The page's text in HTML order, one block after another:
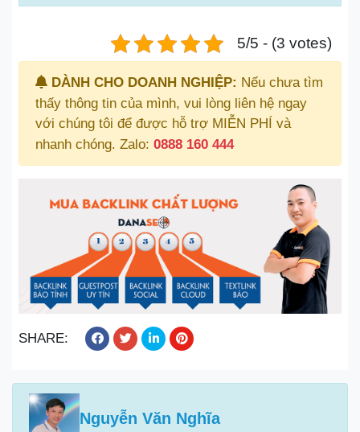
5/5 - (3 votes)
DÀNH CHO DOANH NGHIỆP: Nếu chưa tìm
thấy thông tin của mình, vui lòng liên hệ ngay
với chúng tôi để được hỗ trợ MIỄN PHÍ và
nhanh chóng. Zalo: 0888 160 444
SHARE:
Nguyễn Văn Nghĩa